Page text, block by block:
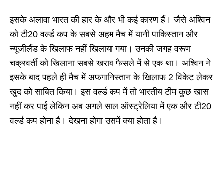
इसके अलावा भारत की हार के और भी कई कारण हैं। जैसे अश्विन
को टी20 वर्ल्ड कप के सबसे अहम मैच में यानी पाकिस्तान और
न्यूजीलैंड के खिलाफ नहीं खिलाया गया। उनकी जगह वरूण
चक्रवर्ती को खिलाना सबसे खराब फैसले में से एक था। अश्विन ने
इसके बाद पहले ही मैच में अफगानिस्तान के खिलाफ 2 विकेट लेकर
खुद को साबित किया। इस वर्ल्ड कप में तो भारतीय टीम कुछ खास
नहीं कर पाई लेकिन अब अगले साल ऑस्ट्रेलिया में एक और टी20
वर्ल्ड कप होना है। देखना होगा उसमें क्या होता है।